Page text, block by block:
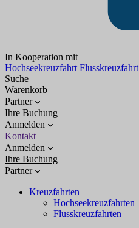
In Kooperation mit
Hochseekreuzfahrt Flusskreuzfahrt
Suche
Warenkorb
Partner
Ihre Buchung
Anmelden
Kontakt
Anmelden
Ihre Buchung
Partner
Kreuzfahrten
Hochseekreuzfahrten
Flusskreuzfahrten